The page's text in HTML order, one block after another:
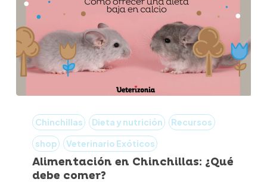
evitarlo
Chinchillas:
¿Qué
debe
Chinchillas Dieta y nutrición
Recursos
shop
Veterinario Exóticos
Alimentación en Chinchillas: ¿Qué
debe comer?